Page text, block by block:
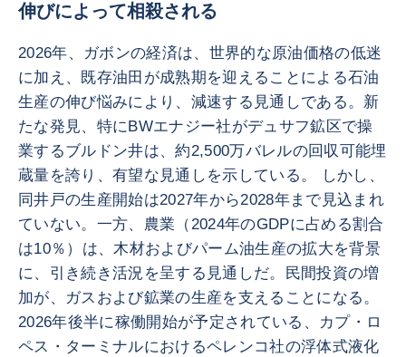
伸びによって相殺される
2026年、ガボンの経済は、世界的な原油価格の低迷
に加え、既存油田が成熟期を迎えることによる石油
生産の伸び悩みにより、減速する見通しである。新
たな発見、特にBWエナジー社がデュサフ鉱区で操
業するブルドン井は、約2,500万バレルの回収可能埋
蔵量を誇り、有望な見通しを示している。 しかし、
同井戸の生産開始は2027年から2028年まで見込まれ
ていない。一方、農業（2024年のGDPに占める割合
は10％）は、木材およびパーム油生産の拡大を背景
に、引き続き活況を呈する見通しだ。民間投資の増
加が、ガスおよび鉱業の生産を支えることになる。
2026年後半に稼働開始が予定されている、カプ・ロ
ペス・ターミナルにおけるペレンコ社の浮体式液化